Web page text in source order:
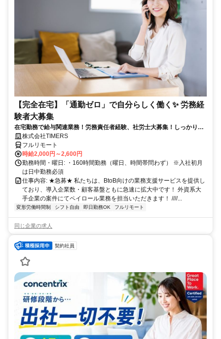
【完全在宅】「通勤ゼロ」で自分らしく働く✨ 労務経
験者大募集
在宅勤務で給与関連業務！労務責任者経験、社労士大募集！しっかり稼
ぎたい方、注目！
株式会社TIMERS
フルリモート
時給2,000円～2,600円
勤務時間・曜日: ・160時間勤務（曜日、時間帯問わず） ※入社初月
は日中勤務必須
仕事内容: ★急募★ 私たちは、BtoB向けの業務支援サービスを提供し
ており、導入企業数・顧客基盤ともに急速に拡大中です！ 外資系大
手企業の案件にてペイロール業務を担当いただきます！ ////...
変形労働時間制 シフト自由 即日勤務OK フルリモート
同じ企業の求人
契約社員